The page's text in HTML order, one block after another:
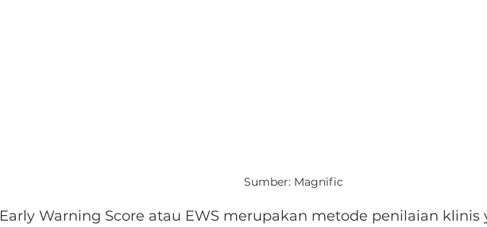
Sumber: Magnific
Early Warning Score atau EWS merupakan metode penilaian